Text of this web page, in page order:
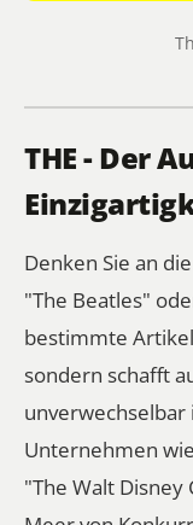
THE - Der
Denken Sie an
"The Beatles"
bestimmte
sondern schafft
unverwechselbar
Unternehmen
"The Walt